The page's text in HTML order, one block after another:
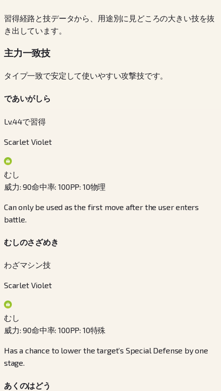
習得経路と技データから、用途別に見どころの大きい技を抜
き出しています。
主力一致技
タイプ一致で安定して使いやすい攻撃技です。
であいがしら
Lv.44で習得
Scarlet Violet
むし
威力:90命中率:100PP: 10物理
Can only be used as the first move after the user enters
battle.
むしのさざめき
わざマシン技
Scarlet Violet
むし
威力:90命中率:100PP: 10特殊
Has a chance to lower the target’s Special Defense by one
stage.
あくのはどう